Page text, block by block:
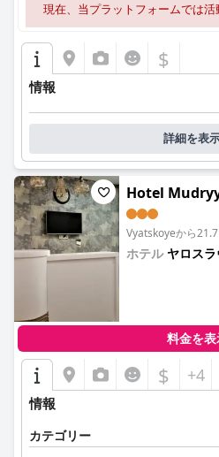
現在、当プラットフォームでは活
$
情報
詳細を表
Hotel
Vyatskoyeから
ホテル ヤロスラ
料金を表
$ +4
情報
カテゴリー